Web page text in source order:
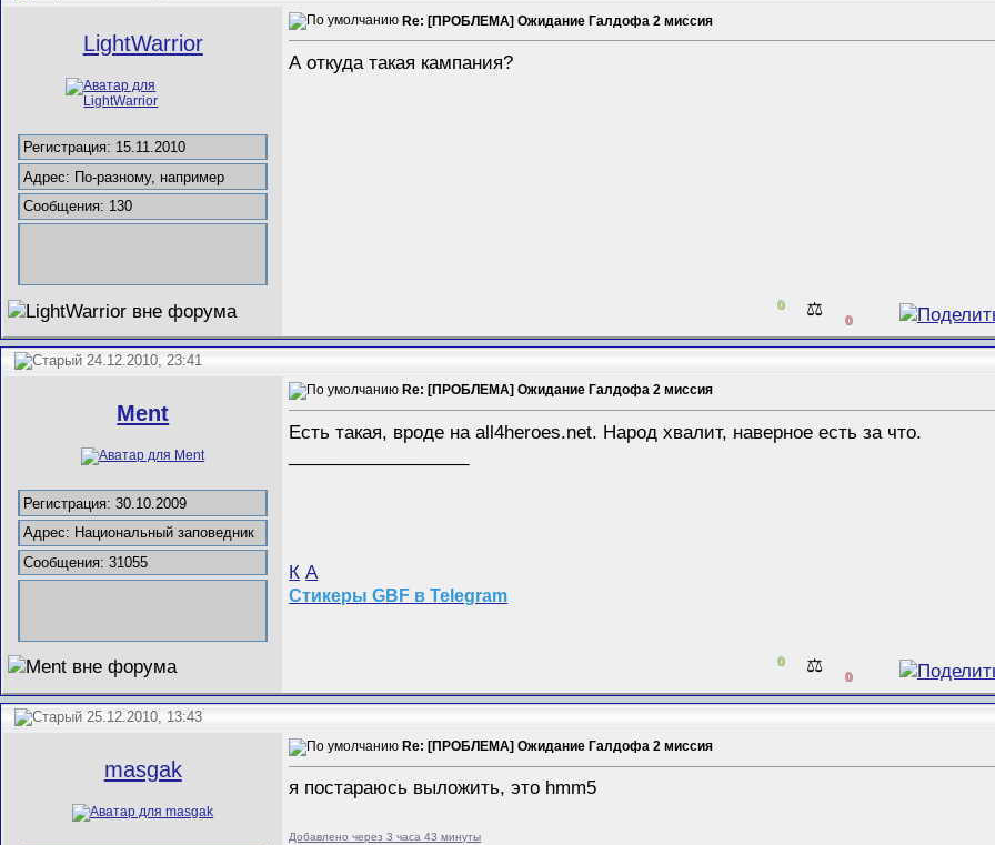
LightWarrior
Регистрация: 15.11.2010
Адрес: По-разному, например
Сообщения: 130
Re: [ПРОБЛЕМА] Ожидание Галдофа 2 миссия
А откуда такая кампания?
0 ⚖️ 0
24.12.2010, 23:41
Ment
Регистрация: 30.10.2009
Адрес: Национальный заповедник
Сообщения: 31055
Re: [ПРОБЛЕМА] Ожидание Галдофа 2 миссия
Есть такая, вроде на all4heroes.net. Народ хвалит, наверное есть за что.
К А
Стикеры GBF в Telegram
0 ⚖️ 0
25.12.2010, 13:43
masgak
Re: [ПРОБЛЕМА] Ожидание Галдофа 2 миссия
я постараюсь выложить, это hmm5
Добавлено через 3 часа 43 минуты